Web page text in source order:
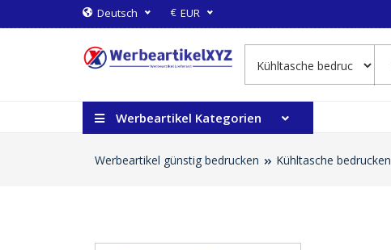
Deutsch € EUR
Werbeartikel Kategorien
Werbeartikel günstig bedrucken Kühltasche bedrucken